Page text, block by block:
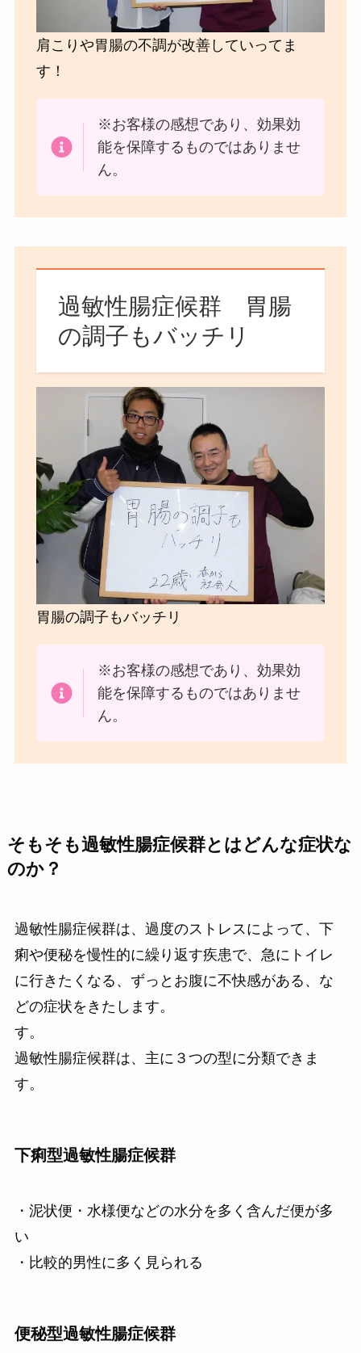
肩こりや胃腸の不調が改善していってま
す！
※お客様の感想であり、効果効
能を保障するものではありませ
ん。
過敏性腸症候群 胃腸
の調子もバッチリ
胃腸の調子もバッチリ
※お客様の感想であり、効果効
能を保障するものではありませ
ん。
そもそも過敏性腸症候群とはどんな症状な
のか？
過敏性腸症候群は、過度のストレスによって、下
痢や便秘を慢性的に繰り返す疾患で、急にトイレ
に行きたくなる、ずっとお腹に不快感がある、な
どの症状をきたします。
す。
過敏性腸症候群は、主に３つの型に分類できま
す。
下痢型過敏性腸症候群
・泥状便・水様便などの水分を多く含んだ便が多
い
・比較的男性に多く見られる
便秘型過敏性腸症候群